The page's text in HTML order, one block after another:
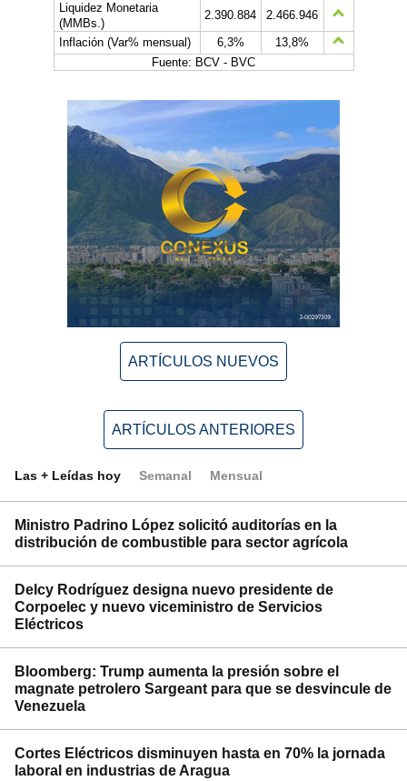
Liquidez Monetaria
(MMBs.)
2.390.884
2.466.946
Inflación (Var% mensual)
6,3%
13,8%
Fuente: BCV - BVC
ARTÍCULOS NUEVOS
ARTÍCULOS ANTERIORES
Las + Leídas hoy Semanal Mensual
Ministro Padrino López solicitó auditorías en la
distribución de combustible para sector agrícola
Delcy Rodríguez designa nuevo presidente de
Corpoelec y nuevo viceministro de Servicios
Eléctricos
Bloomberg: Trump aumenta la presión sobre el
magnate petrolero Sargeant para que se desvincule de
Venezuela
Cortes Eléctricos disminuyen hasta en 70% la jornada
laboral en industrias de Aragua